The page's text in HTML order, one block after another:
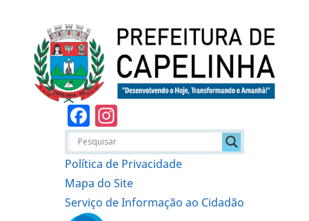
Facebook
Política de Privacidade
Mapa do Site
Serviço de Informação ao Cidadão